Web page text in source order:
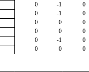
0 -1
0
0 -1
0
0 0
0
0 0
0
0 -1
0
0 0 0